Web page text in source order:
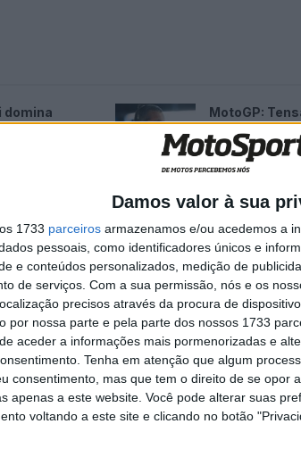
Damos valor à sua
1733 parceiros armazenamos e/ou acedemos a
pessoais, como identificadores únicos e
e conteúdos personalizados, medição de
de serviços. Com a sua permissão, nós e os
precisos através da procura de
por nossa parte e pela parte dos nossos 1733
aceder a informações mais pormenorizadas e
Tenha em atenção que algum
consentimento, mas que tem o direito de se opor
apenas a este website. Você pode alterar suas
voltando a este site e clicando no botão
domina
testes das
MotoGP:
Viñales?
‘fricção’
7 AGOSTO, 2026
Monster qualificação Rossi Vale
MotoGP e SBK com mais de 36 anos de
TV e trabalhos publicados no Reino Unido, Irlanda,